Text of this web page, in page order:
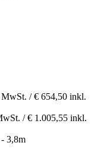
/ € 654,50 inkl.
/ € 1.005,55 inkl.
3,8m